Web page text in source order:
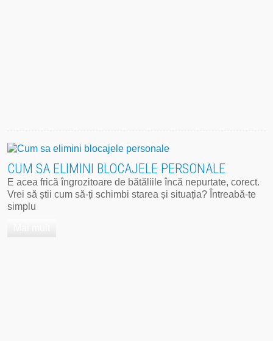
CUM SA ELIMINI BLOCAJELE PERSONALE
E acea frică îngrozitoare de bătăliile încă nepurtate, corect.
Vrei să știi cum să-ți schimbi starea și situația? Întreabă-te
simplu